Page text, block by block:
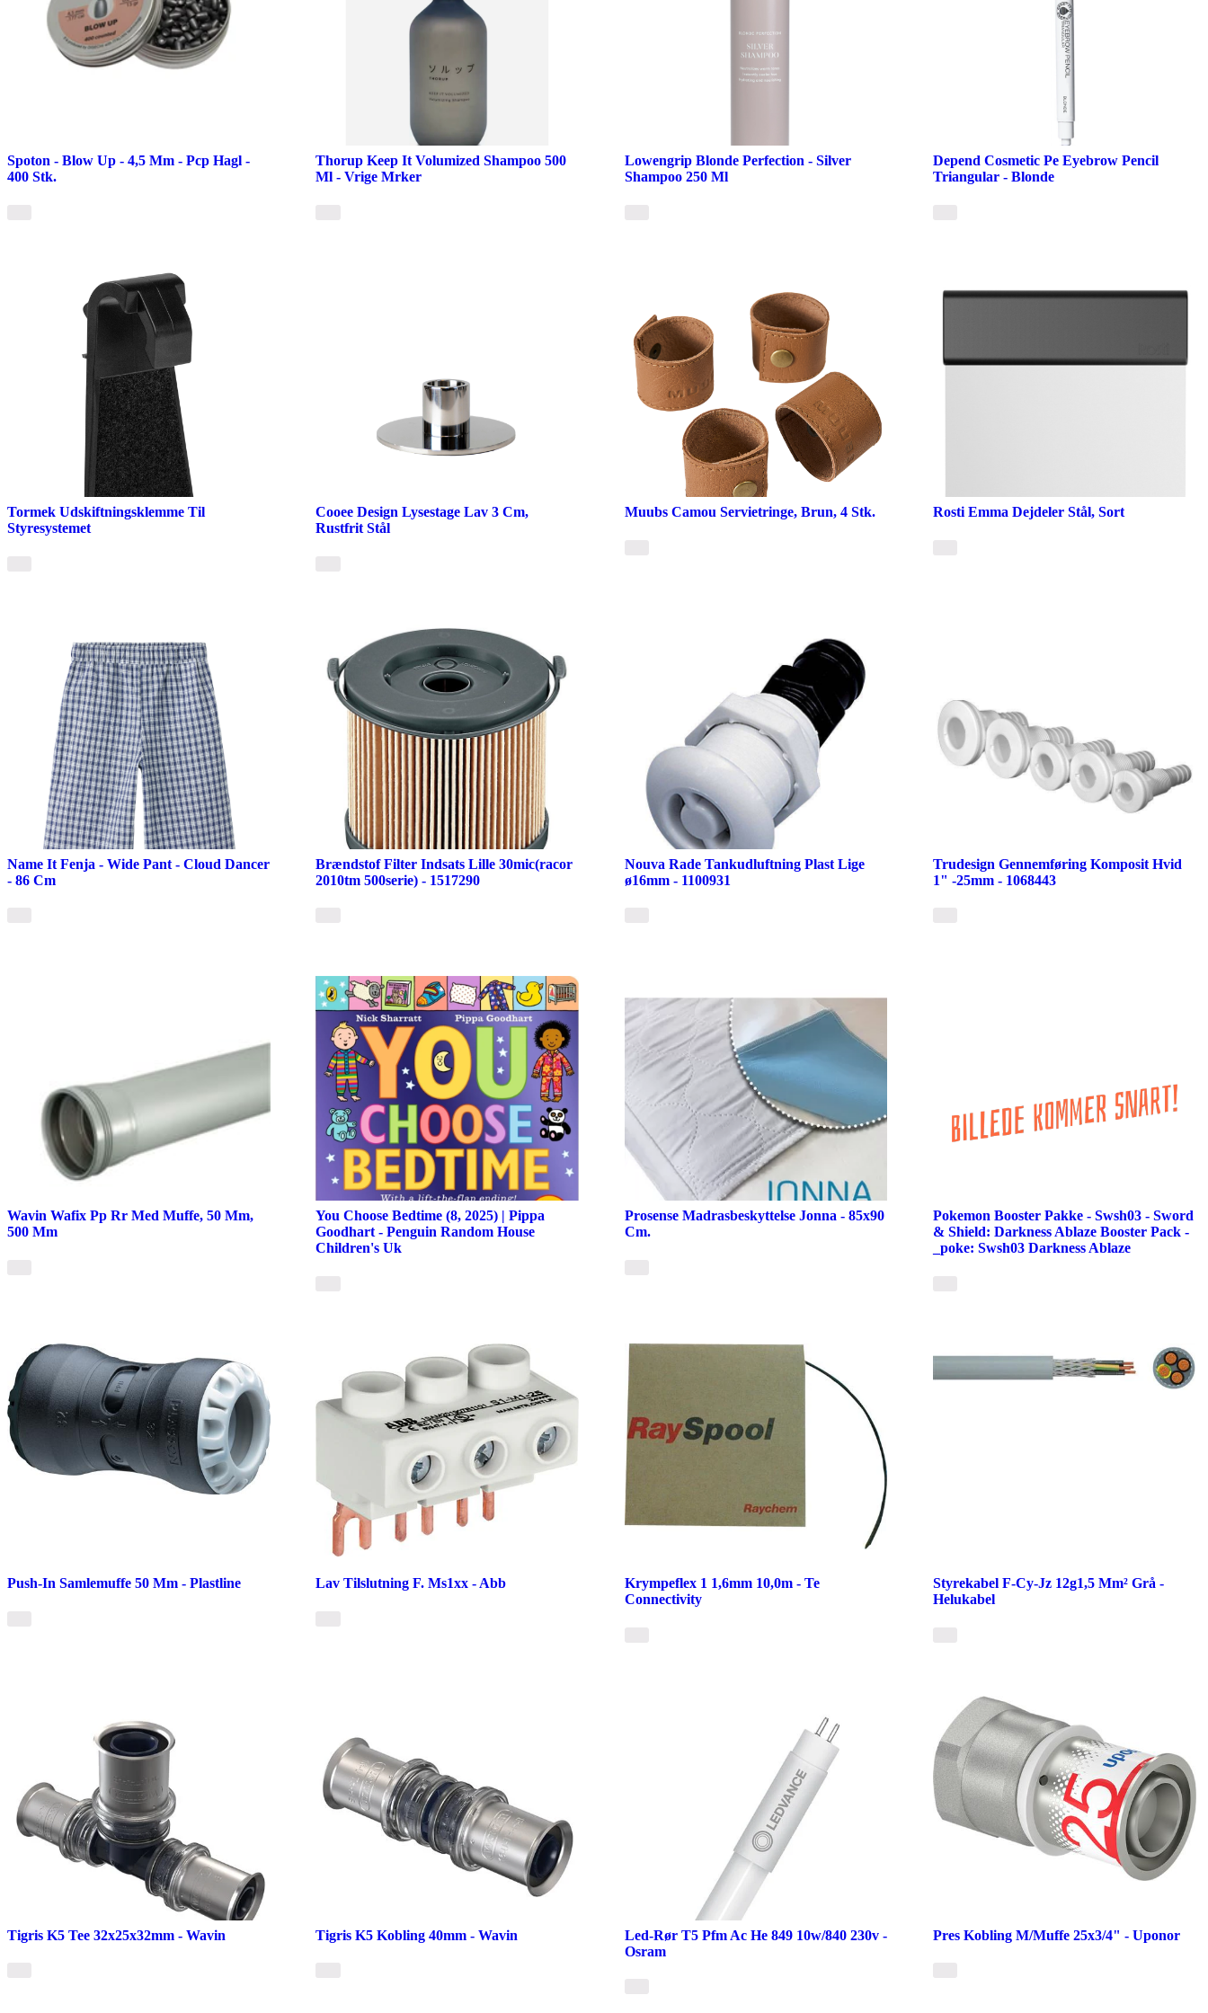
Spoton - Blow Up - 4,5 Mm - Pcp Hagl -
400 Stk.
Thorup Keep It Volumized Shampoo 500
Ml - Vrige Mrker
Lowengrip Blonde Perfection - Silver
Shampoo 250 Ml
Depend Cosmetic Pe Eyebrow Pencil
Triangular - Blonde
Tormek Udskiftningsklemme Til
Styresystemet
Cooee Design Lysestage Lav 3 Cm,
Rustfrit Stål
Muubs Camou Servietringe, Brun, 4 Stk. Rosti Emma Dejdeler Stål, Sort
Name It Fenja - Wide Pant - Cloud Dancer
- 86 Cm
Brændstof Filter Indsats Lille 30mic(racor
2010tm 500serie) - 1517290
Nouva Rade Tankudluftning Plast Lige
ø16mm - 1100931
Trudesign Gennemføring Komposit Hvid
1" -25mm - 1068443
Wavin Wafix Pp Rr Med Muffe, 50 Mm,
500 Mm
You Choose Bedtime (8, 2025) | Pippa
Goodhart - Penguin Random House
Children's Uk
Prosense Madrasbeskyttelse Jonna - 85x90
Cm.
Pokemon Booster Pakke - Swsh03 - Sword
& Shield: Darkness Ablaze Booster Pack -
_poke: Swsh03 Darkness Ablaze
Push-In Samlemuffe 50 Mm - Plastline Lav Tilslutning F. Ms1xx - Abb
Krympeflex 1 1,6mm 10,0m - Te
Connectivity
Styrekabel F-Cy-Jz 12g1,5 Mm² Grå -
Helukabel
Tigris K5 Tee 32x25x32mm - Wavin Tigris K5 Kobling 40mm - Wavin
Led-Rør T5 Pfm Ac He 849 10w/840 230v -
Osram
Pres Kobling M/Muffe 25x3/4" - Uponor